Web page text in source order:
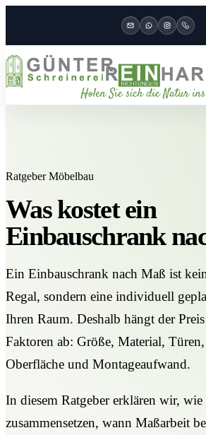
Ratgeber Möbelbau
Was kostet ein
Einbauschrank
Ein Einbauschrank nach Maß ist
Regal, sondern eine individuell
Ihren Raum. Deshalb hängt der
Faktoren ab: Größe, Material,
Oberfläche und Montageaufwand.
In diesem Ratgeber erklären wir,
zusammensetzen, wann Maßarbeit